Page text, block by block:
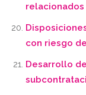
con riesgo
Desarrollo